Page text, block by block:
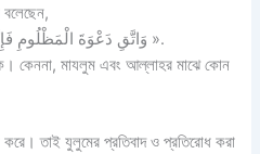
«وَاتَّقِ دَعْوَةَ الْمَظْلُومِ فَإِنَّهَا لَيْسَ بَيْنَهَا وَبَيْنَ اللَّهِ حِجَابٌ ».
কেননা, মাযলুম এবং আল্লাহর মাঝে কোন
তাই যুলুমের প্রতিবাদ ও প্রতিরোধ করা